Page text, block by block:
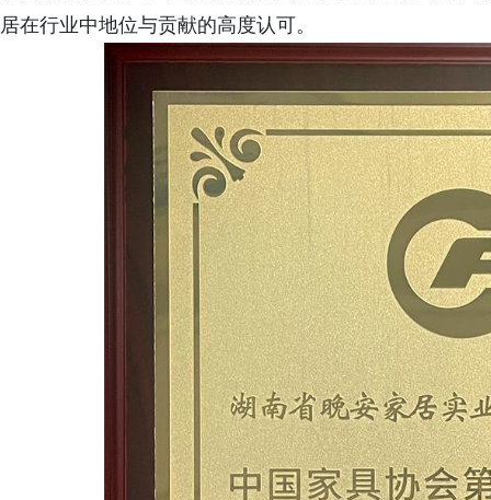
居在行业中地位与贡献的高度认可。